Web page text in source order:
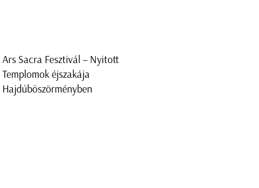
Ars Sacra Fesztivál – Nyitott
Templomok éjszakája
Hajdúböszörményben